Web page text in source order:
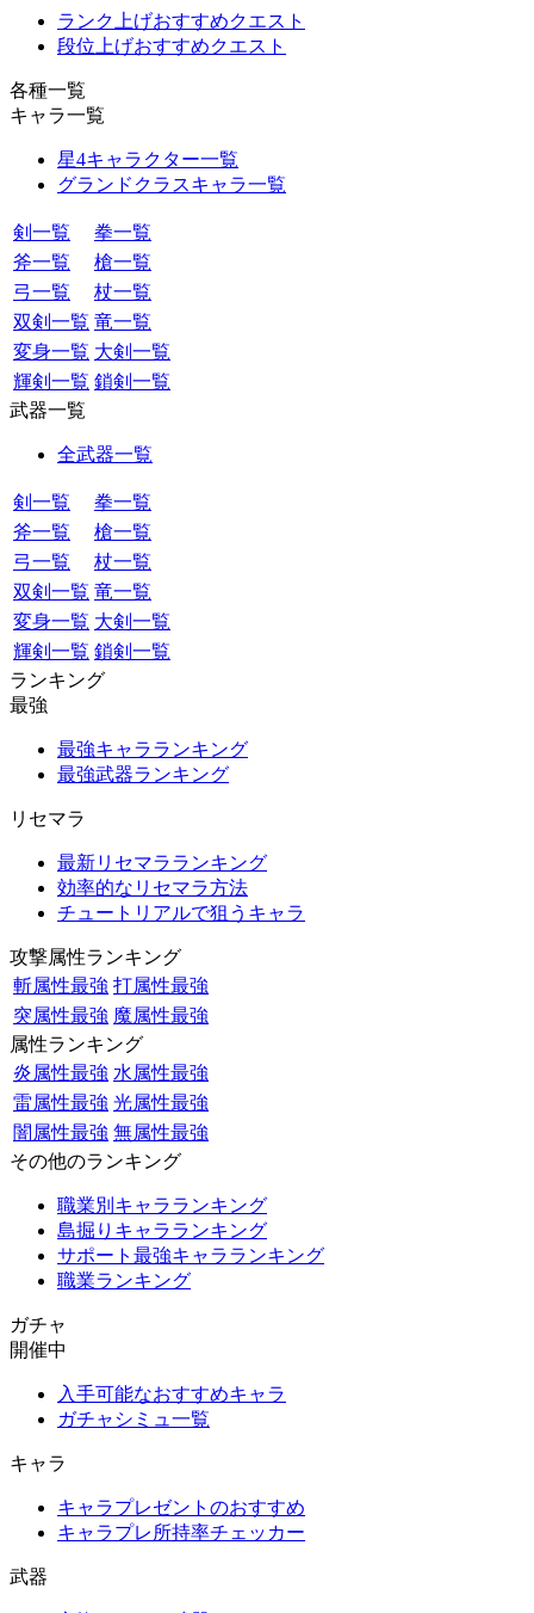
ランク上げおすすめクエスト
段位上げおすすめクエスト
各種一覧
キャラ一覧
星4キャラクター一覧
グランドクラスキャラ一覧
剣一覧
拳一覧
斧一覧
槍一覧
弓一覧
杖一覧
双剣一覧 竜一覧
変身一覧 大剣一覧
輝剣一覧 鎖剣一覧
武器一覧
全武器一覧
剣一覧
拳一覧
斧一覧
槍一覧
弓一覧
杖一覧
双剣一覧 竜一覧
変身一覧 大剣一覧
輝剣一覧 鎖剣一覧
ランキング
最強
最強キャラランキング
最強武器ランキング
リセマラ
最新リセマラランキング
効率的なリセマラ方法
チュートリアルで狙うキャラ
攻撃属性ランキング
斬属性最強 打属性最強
突属性最強 魔属性最強
属性ランキング
炎属性最強 水属性最強
雷属性最強 光属性最強
闇属性最強 無属性最強
その他のランキング
職業別キャラランキング
島掘りキャラランキング
サポート最強キャラランキング
職業ランキング
ガチャ
開催中
入手可能なおすすめキャラ
ガチャシミュ一覧
キャラ
キャラプレゼントのおすすめ
キャラプレ所持率チェッカー
武器